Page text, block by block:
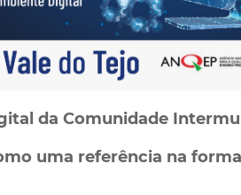
da Comunidade
uma referência na